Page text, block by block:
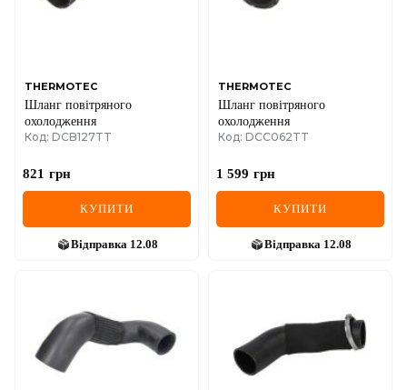
THERMOTEC
Шланг повітряного
охолодження
Код: DCB127TT
821 грн
КУПИТИ
Відправка 12.08
THERMOTEC
Шланг повітряного
охолодження
Код: DCC062TT
1 599 грн
КУПИТИ
Відправка 12.08